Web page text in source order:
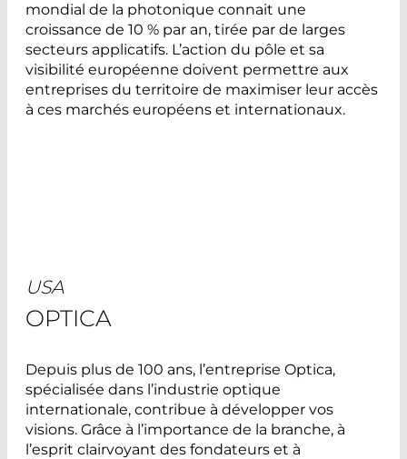
mondial de la photonique connait une
croissance de 10 % par an, tirée par de larges
secteurs applicatifs. L’action du pôle et sa
visibilité européenne doivent permettre aux
entreprises du territoire de maximiser leur accès
à ces marchés européens et internationaux.
USA
OPTICA
Depuis plus de 100 ans, l’entreprise Optica,
spécialisée dans l’industrie optique
internationale, contribue à développer vos
visions. Grâce à l’importance de la branche, à
l’esprit clairvoyant des fondateurs et à